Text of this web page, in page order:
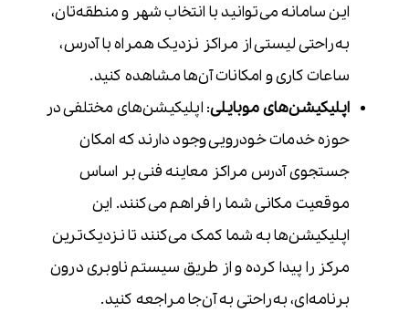
این سامانه می‌توانید با انتخاب شهر و منطقه‌تان،
به‌راحتی لیستی از مراکز نزدیک همراه با آدرس،
ساعات کاری و امکانات آن‌ها مشاهده کنید.
اپلیکیشن‌های موبایلی: اپلیکیشن‌های مختلفی در
حوزه خدمات خودرویی وجود دارند که امکان
جستجوی آدرس مراکز معاینه فنی بر اساس
موقعیت مکانی شما را فراهم می‌کنند. این
اپلیکیشن‌ها به شما کمک می‌کنند تا نزدیک‌ترین
مرکز را پیدا کرده و از طریق سیستم ناوبری درون
برنامه‌ای، به‌راحتی به آن‌جا مراجعه کنید.